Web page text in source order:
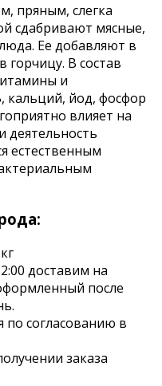
пряным, слегка
сдабривают мясные,
Ее добавляют в
горчицу. В состав
и
кальций, йод, фосфор
влияет на
деятельность
естественным
доставим на
после
по согласованию в
заказа